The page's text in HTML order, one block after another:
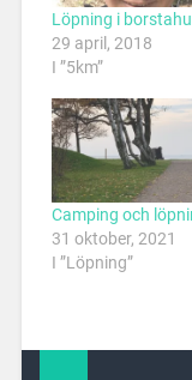
Löpning i
29 april, 2018
I ”5km”
Camping och
31 oktober, 2021
I ”Löpning”